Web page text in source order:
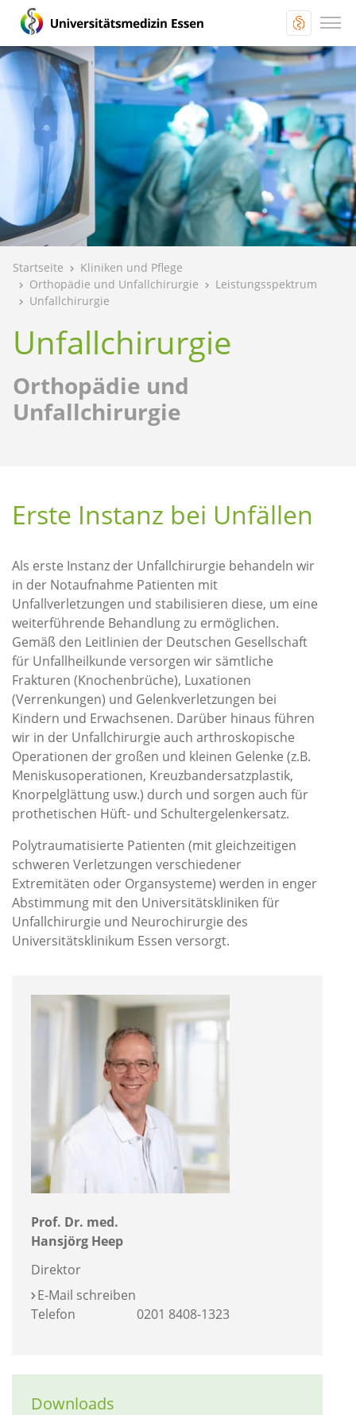
Startseite
Kliniken und Pflege
Orthopädie und Unfallchirurgie
Leistungsspektrum
Unfallchirurgie
Unfallchirurgie
Orthopädie und
Unfallchirurgie
Erste Instanz bei Unfällen
Als erste Instanz der Unfallchirurgie behandeln wir
in der Notaufnahme Patienten mit
Unfallverletzungen und stabilisieren diese, um eine
weiterführende Behandlung zu ermöglichen.
Gemäß den Leitlinien der Deutschen Gesellschaft
für Unfallheilkunde versorgen wir sämtliche
Frakturen (Knochenbrüche), Luxationen
(Verrenkungen) und Gelenkverletzungen bei
Kindern und Erwachsenen. Darüber hinaus führen
wir in der Unfallchirurgie auch arthroskopische
Operationen der großen und kleinen Gelenke (z.B.
Meniskusoperationen, Kreuzbandersatzplastik,
Knorpelglättung usw.) durch und sorgen auch für
prothetischen Hüft- und Schultergelenkersatz.
Polytraumatisierte Patienten (mit gleichzeitigen
schweren Verletzungen verschiedener
Extremitäten oder Organsysteme) werden in enger
Abstimmung mit den Universitätskliniken für
Unfallchirurgie und Neurochirurgie des
Universitätsklinikum Essen versorgt.
Prof. Dr. med.
Hansjörg Heep
Direktor
E-Mail schreiben
Telefon
0201 8408-1323
Downloads